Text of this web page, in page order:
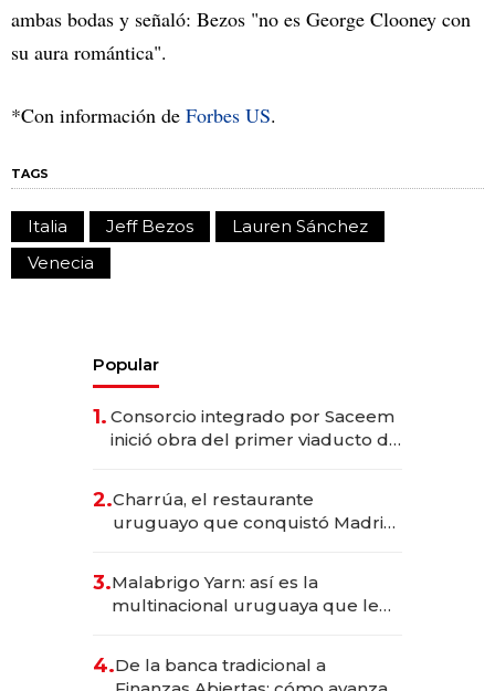
ambas bodas y señaló: Bezos "no es George Clooney con
su aura romántica".
*Con información de Forbes US.
TAGS
Italia Jeff Bezos
Lauren Sánchez
Venecia
Popular
1. Consorcio integrado por Saceem
inició obra del primer viaducto de
millones
2.Charrúa, el restaurante
uruguayo que conquistó Madrid:
anticipación y prepara apertura
3.Malabrigo Yarn: así es la
multinacional uruguaya que le
4.De la banca tradicional a